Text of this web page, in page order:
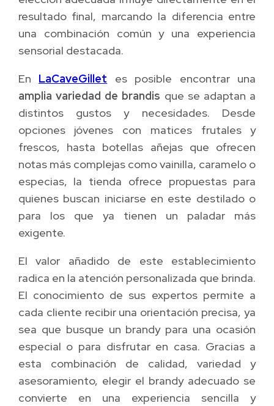
resultado final, marcando la diferencia entre
una combinación común y una experiencia
sensorial destacada.
En LaCaveGillet es posible encontrar una
amplia variedad de brandis que se adaptan a
distintos gustos y necesidades. Desde
opciones jóvenes con matices frutales y
frescos, hasta botellas añejas que ofrecen
notas más complejas como vainilla, caramelo o
especias, la tienda ofrece propuestas para
quienes buscan iniciarse en este destilado o
para los que ya tienen un paladar más
exigente.
El valor añadido de este establecimiento
radica en la atención personalizada que brinda.
El conocimiento de sus expertos permite a
cada cliente recibir una orientación precisa, ya
sea que busque un brandy para una ocasión
especial o para disfrutar en casa. Gracias a
esta combinación de calidad, variedad y
asesoramiento, elegir el brandy adecuado se
convierte en una experiencia sencilla y